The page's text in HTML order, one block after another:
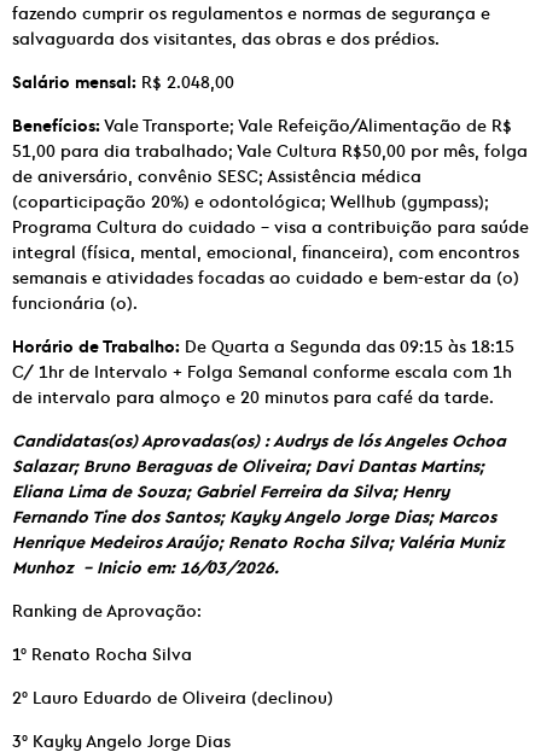
fazendo cumprir os regulamentos e normas de segurança e
salvaguarda dos visitantes, das obras e dos prédios.
Salário mensal: R$ 2.048,00
Benefícios:Vale Transporte; Vale Refeição/Alimentação de R$
51,00 para dia trabalhado; Vale Cultura R$50,00 por mês, folga
de aniversário, convênio SESC; Assistência médica
(coparticipação 20%) e odontológica; Wellhub (gympass);
Programa Cultura do cuidado – visa a contribuição para saúde
integral (física, mental, emocional, financeira), com encontros
semanais e atividades focadas ao cuidado e bem-estar da (o)
funcionária (o).
Horário de Trabalho: De Quarta a Segunda das 09:15 às 18:15
C/ 1hr de Intervalo + Folga Semanal conforme escala com 1h
de intervalo para almoço e 20 minutos para café da tarde.
Candidatas(os) Aprovadas(os) : Audrys de lós Angeles Ochoa
Salazar; Bruno Beraguas de Oliveira; Davi Dantas Martins;
Eliana Lima de Souza; Gabriel Ferreira da Silva; Henry
Fernando Tine dos Santos; Kayky Angelo Jorge Dias; Marcos
Henrique Medeiros Araújo; Renato Rocha Silva; Valéria Muniz
Munhoz – Inicio em: 16/03/2026.
Ranking de Aprovação:
1° Renato Rocha Silva
2° Lauro Eduardo de Oliveira (declinou)
3° Kayky Angelo Jorge Dias